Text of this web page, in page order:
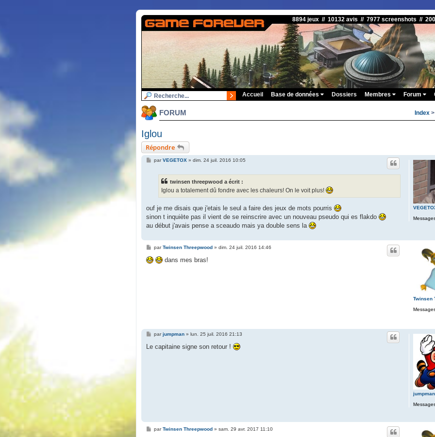
8894 jeux // 10132 avis // 7977 screenshots //
Accueil Base de données Dossiers Membres Forum
FORUM Index >
Iglou
Répondre
MparVEGETOX» dim. 24 juil. 2016 10:05
twinsen threepwood a écrit :
Iglou a totalement dû fondre avec les chaleurs! On le voit plus!
ouf je me disais que j'etais le seul a faire des jeux de mots pourris
sinon t inquiète pas il vient de se reinscrire avec un nouveau pseudo qui es flakdo
au début j'avais pense a sceaudo mais ya double sens la
Twinsen
M
s
s
parTwinsen Threepwood» dim. 24 juil. 2016 14:46
dans mes bras!
jumpman
M
s
parjumpman» lun. 25 juil. 2016 21:13
Le capitaine signe son retour !
MparTwinsen Threepwood » sam. 29 avr. 2017 11:10